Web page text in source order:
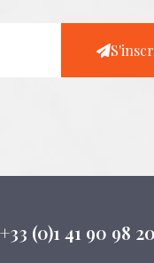
+33 (0)1 41 90 98 20